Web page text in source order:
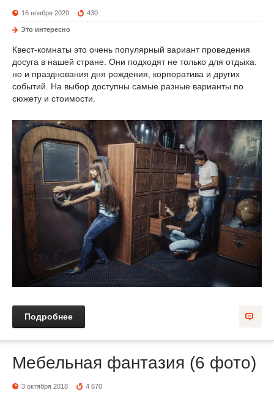
16 ноября 2020 430
Это интересно
Квест-комнаты это очень популярный вариант проведения
досуга в нашей стране. Они подходят не только для отдыха.
но и празднования дня рождения, корпоратива и других
событий. На выбор доступны самые разные варианты по
сюжету и стоимости.
Подробнее
Мебельная фантазия (6 фото)
3 октября 2018 4 670